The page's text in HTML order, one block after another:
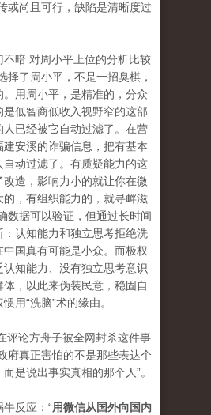
或尚且可行，缺陷是清晰度过
不暗 对周小平上位的分析比较
择了周小平，不是一招臭棋，
。用周小平，是精准的，分众
是低智商低收入视野窄的这部
人已经被它自动过滤了。在营
安溪的诈骗信息，把有基本
自动过滤了。有质疑能力的这
造，影响力小的就让你在微
的，有组织能力的，就寻衅滋
数据可以验证，但通过长时间
：认知能力和独立思考拒绝洗
中国真有可能是小众。而极权
知能力、没有独立思考意识
，以此来伪装民意，稳固自
用“洗脑”术的缘由。
评论方舟子被全网封杀这件事
府真正害怕的不是那些表达个
是说出事实真相的那个人”。
反应：“用微信从国外向国内